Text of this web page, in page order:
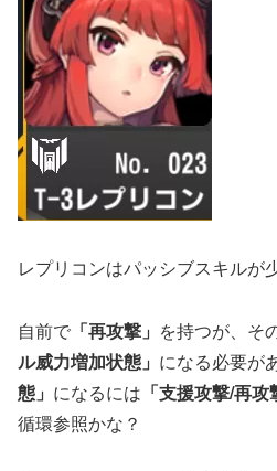
レプリコンはパッシブスキルが
自前で 「再攻撃」 を持つが、そ
ル威力増加状態」 になる必要が
態」 になるには 「支援攻撃/再攻
循環参照かな？